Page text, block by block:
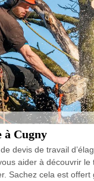
à Cugny
devis de travail
aider à découvrir
Sachez cela est